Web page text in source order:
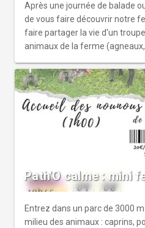
Après une journée de balade
de vous faire découvrir notre
faire partager la vie d'un
animaux de la ferme
Path'O calme : mini
Entrez dans un parc de 3000
milieu des animaux : caprins,